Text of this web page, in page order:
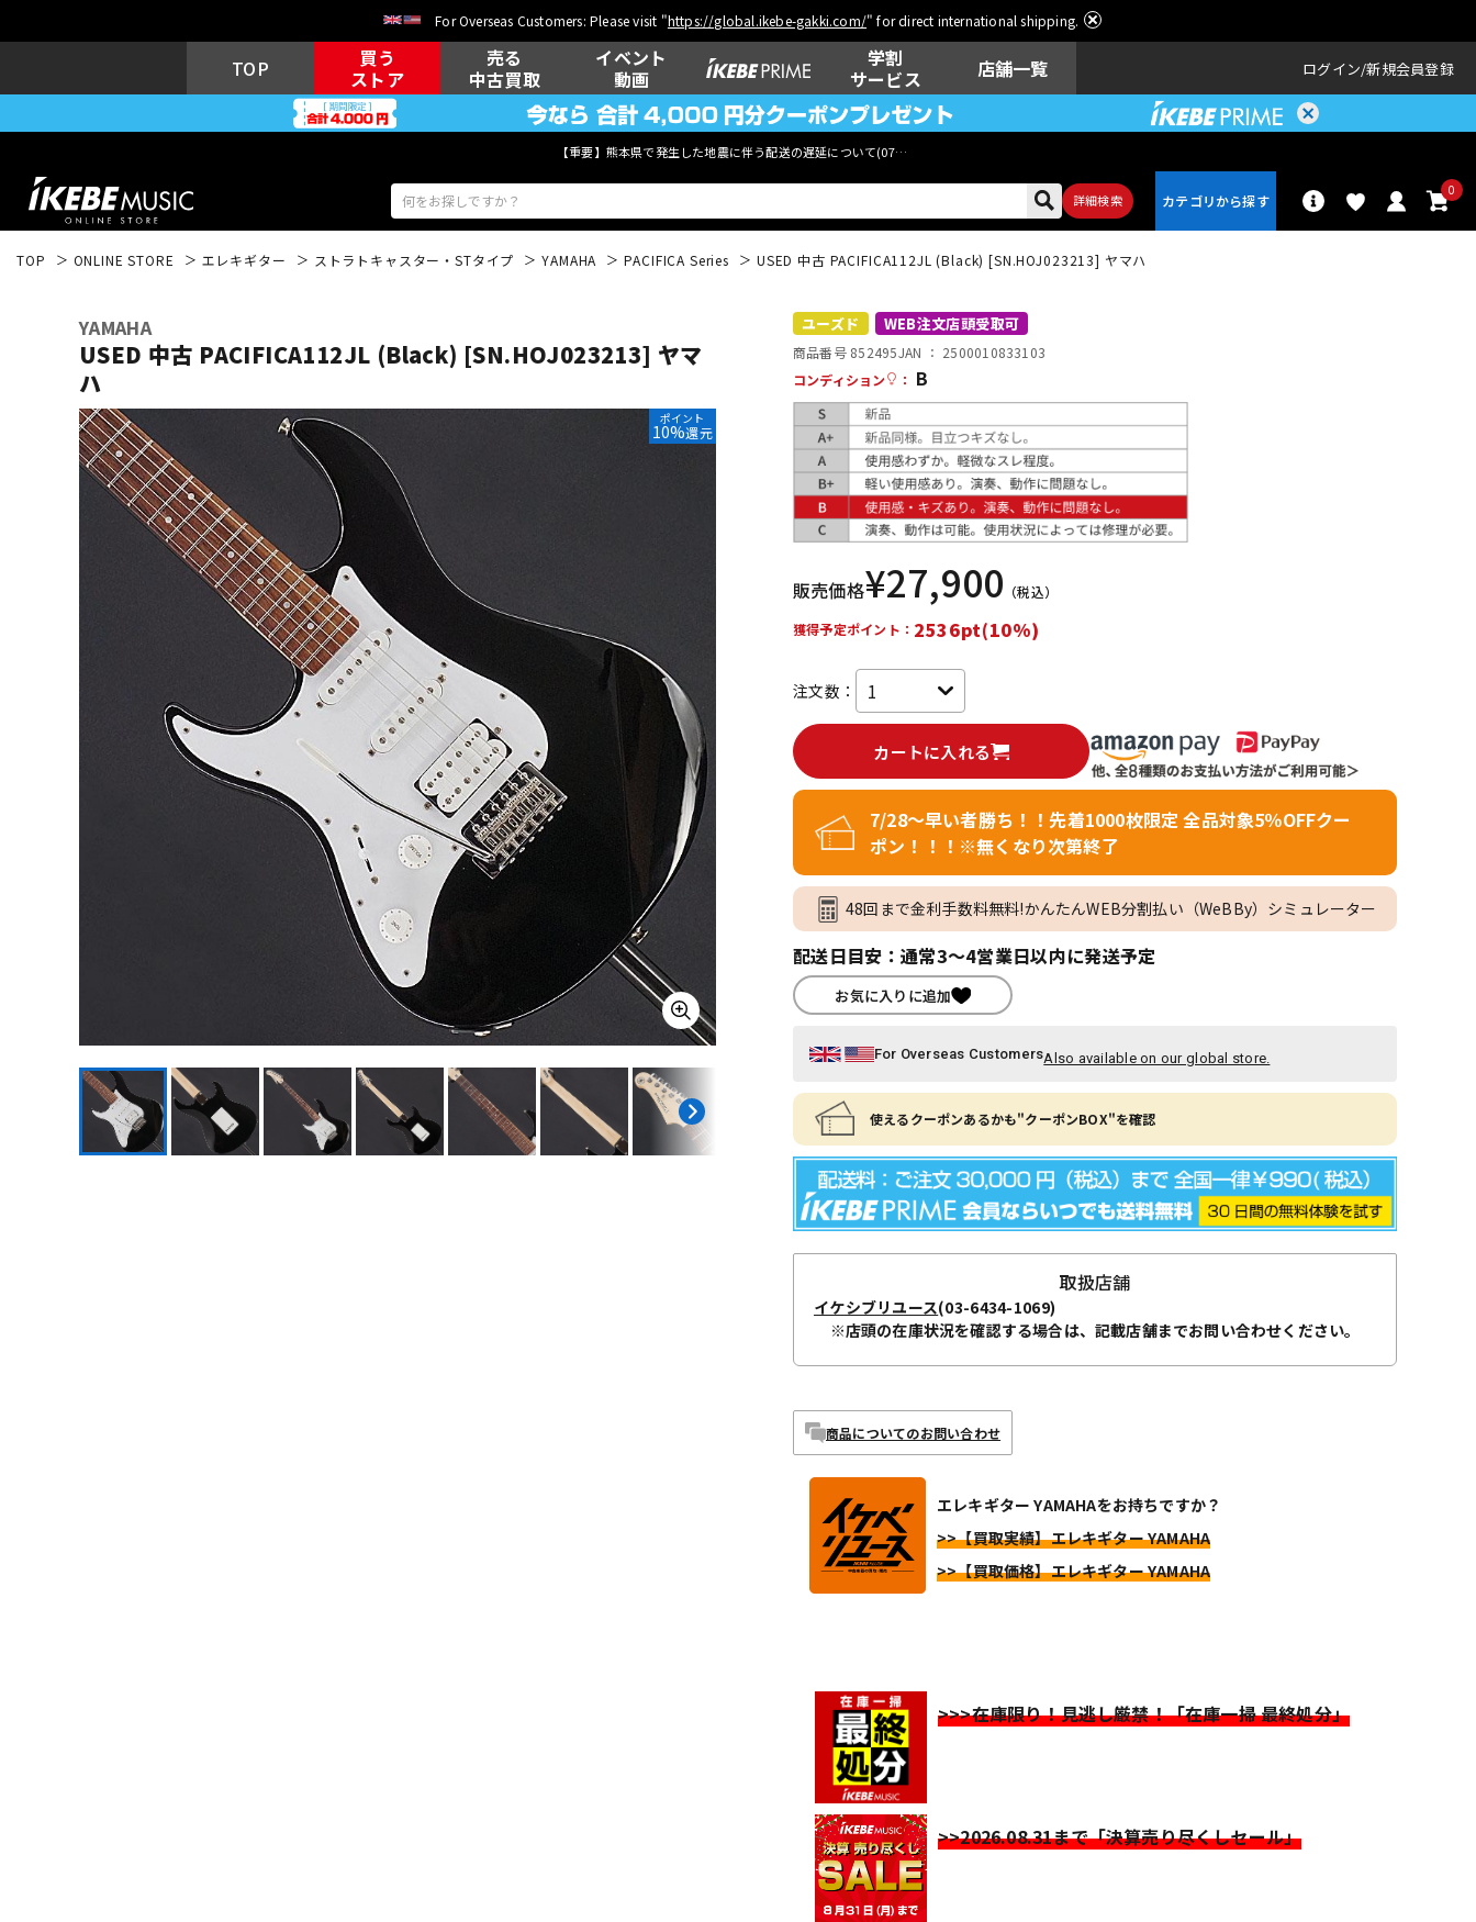
For Overseas Customers: Please visit "https://global.ikebe-gakki.com/" for direct international shipping.
TOP
買う
ストア
売る
中古買取
イベント
動画
学割
サービス
店舗一覧 ログイン 新規会員登録
【重要】熊本県で発生した地震に伴う配送の遅延について(07月29日
詳細検索
0
ウクレレ
キーボード 電子ピアノ 管楽器 その他楽器
DJ機器 DTM レコーディン
グ機器
配信/ライブ
機器
ヴィンテージ
TOP ONLINE STORE エレキギター ストラトキャスター・STタイプ YAMAHA PACIFICA Series USED 中古 PACIFICA112JL (Black) [SN.HOJ023213] ヤマハ
YAMAHA
USED 中古 PACIFICA112JL (Black) [SN.HOJ023213] ヤマ
ハ
ポイント
10%還元
ユーズド WEB注文店頭受取可
商品番号 852495JAN ： 2500010833103
コンディション
： B
販売価格¥27,900 （税込）
獲得予定ポイント： 2536pt(10%)
注文数：
カートに入れる
7/28～早い者勝ち！！先着1000枚限定 全品対象5％OFFクー
ポン！！！※無くなり次第終了
48回まで金利手数料無料!かんたんWEB分割払い（WeBBy）シミュレーター
配送日目安：通常3～4営業日以内に発送予定
お気に入りに追加
For Overseas CustomersAlso available on our global store.
使えるクーポンあるかも"クーポンBOX"を確認
取扱店舗
イケシブリユース(03-6434-1069)
※店頭の在庫状況を確認する場合は、記載店舗までお問い合わせください。
商品についてのお問い合わせ
エレキギター YAMAHAをお持ちですか？
>>【買取実績】エレキギター YAMAHA
>>【買取価格】エレキギター YAMAHA
>>>在庫限り！見逃し厳禁！「在庫一掃 最終処分」
>>2026.08.31まで「決算売り尽くしセール」